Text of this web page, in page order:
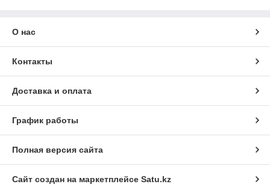
О нас
Контакты
Доставка и оплата
График работы
Полная версия сайта
Сайт создан на маркетплейсе Satu.kz